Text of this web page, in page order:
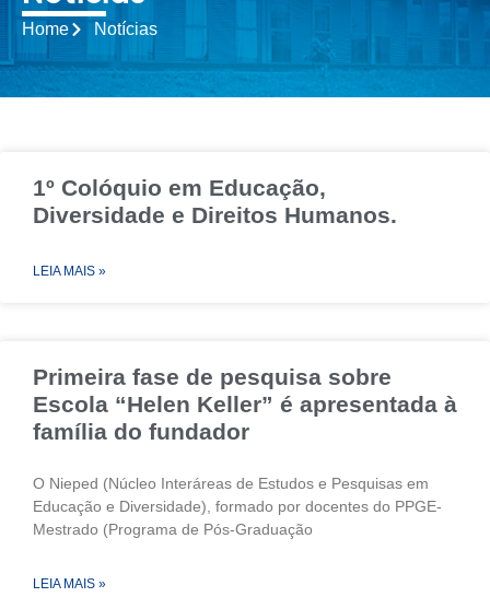
Home Notícias
1º Colóquio em Educação,
Diversidade e Direitos Humanos.
LEIA MAIS »
Primeira fase de pesquisa sobre
Escola “Helen Keller” é apresentada à
família do fundador
O Nieped (Núcleo Interáreas de Estudos e Pesquisas em
Educação e Diversidade), formado por docentes do PPGE-
Mestrado (Programa de Pós-Graduação
LEIA MAIS »